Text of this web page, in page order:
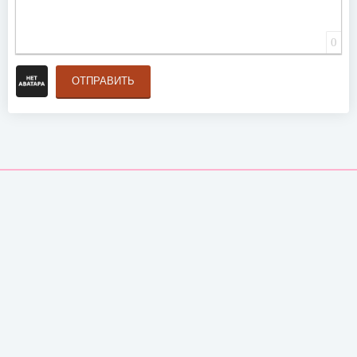
0
ОТПРАВИТЬ